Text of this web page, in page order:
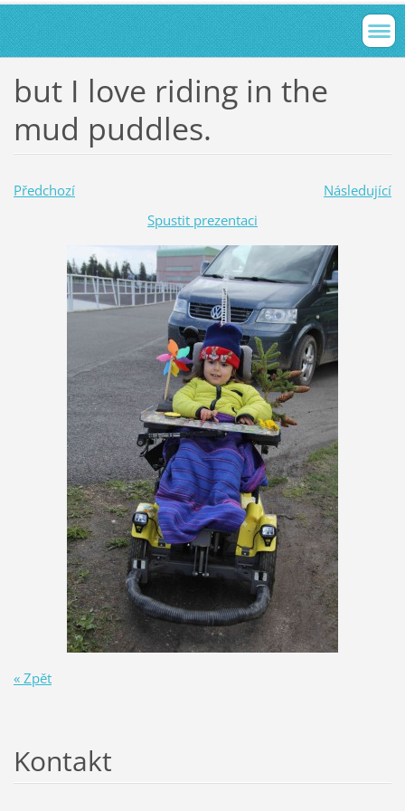
but I love riding in the
mud puddles.
Předchozí
Následující
Spustit prezentaci
« Zpět
Kontakt